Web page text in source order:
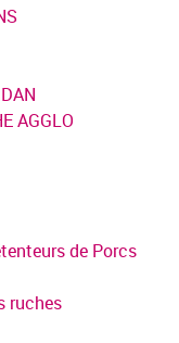
AGGLO
de Porcs
ruches